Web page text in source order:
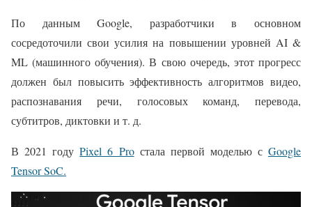
По данным Google, разработчики в основном
сосредоточили свои усилия на повышении уровней AI &
ML (машинного обучения). В свою очередь, этот прогресс
должен был повысить эффективность алгоритмов видео,
распознавания речи, голосовых команд, перевода,
субтитров, диктовки и т. д.
В 2021 годуPixel 6 Proстала первой моделью сGoogle
Tensor SoC.